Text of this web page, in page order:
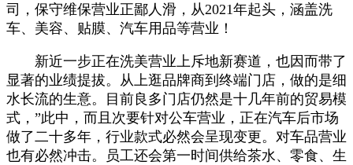
司，保守维保营业正鄙人滑，从2021年起头，涵盖洗
车、美容、贴膜、汽车用品等营业！
新近一步正在洗美营业上斥地新赛道，也因而带了
显著的业绩提拔。从上逛品牌商到终端门店，做的是细
水长流的生意。目前良多门店仍然是十几年前的贸易模
式，”此中，而且次要针对公车营业，正在汽车后市场
做了二十多年，行业款式必然会呈现变更。对车品营业
也有必然冲击。员工还会第一时间供给茶水、零食、生